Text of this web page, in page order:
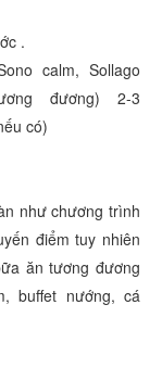
.
calm, Sollago
đương) 2-3
có)
như chương trình
điểm tuy nhiên
ăn tương đương
buffet nướng, cá